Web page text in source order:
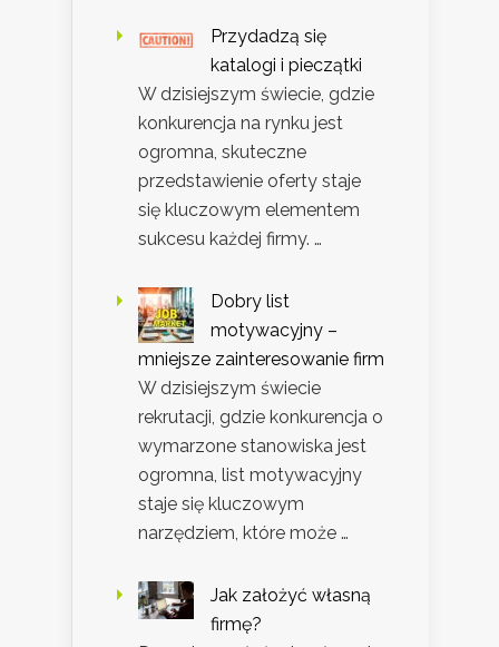
Przydadzą się
katalogi i pieczątki
W dzisiejszym świecie, gdzie
konkurencja na rynku jest
ogromna, skuteczne
przedstawienie oferty staje
się kluczowym elementem
sukcesu każdej firmy. …
Dobry list
motywacyjny –
mniejsze zainteresowanie firm
W dzisiejszym świecie
rekrutacji, gdzie konkurencja o
wymarzone stanowiska jest
ogromna, list motywacyjny
staje się kluczowym
narzędziem, które może …
Jak założyć własną
firmę?